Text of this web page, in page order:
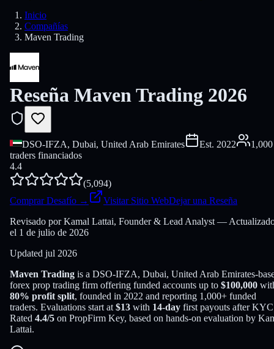
Inicio
Compañías
Maven Trading
Reseña Maven Trading 2026
DSO-IFZA, Dubai, United Arab Emirates Est. 2022
1,000
traders financiados
4.4
(5,094)
Comprar Desafío → Visitar Sitio WebDejar una Reseña
Revisado por Kamal Lattai, Founder & Lead Analyst —
el 1 de julio de 2026
Updated jul 2026
Maven Trading is a DSO-IFZA, Dubai, United Arab Emirates-
forex prop trading firm offering funded accounts up to $100,000
80% profit split, founded in 2022 and reporting 1,000+ funded
traders. Evaluations start at $13 with 14-day first payouts after
Rated 4.4/5 on PropFirm Key, based on hands-on evaluation by
Lattai.